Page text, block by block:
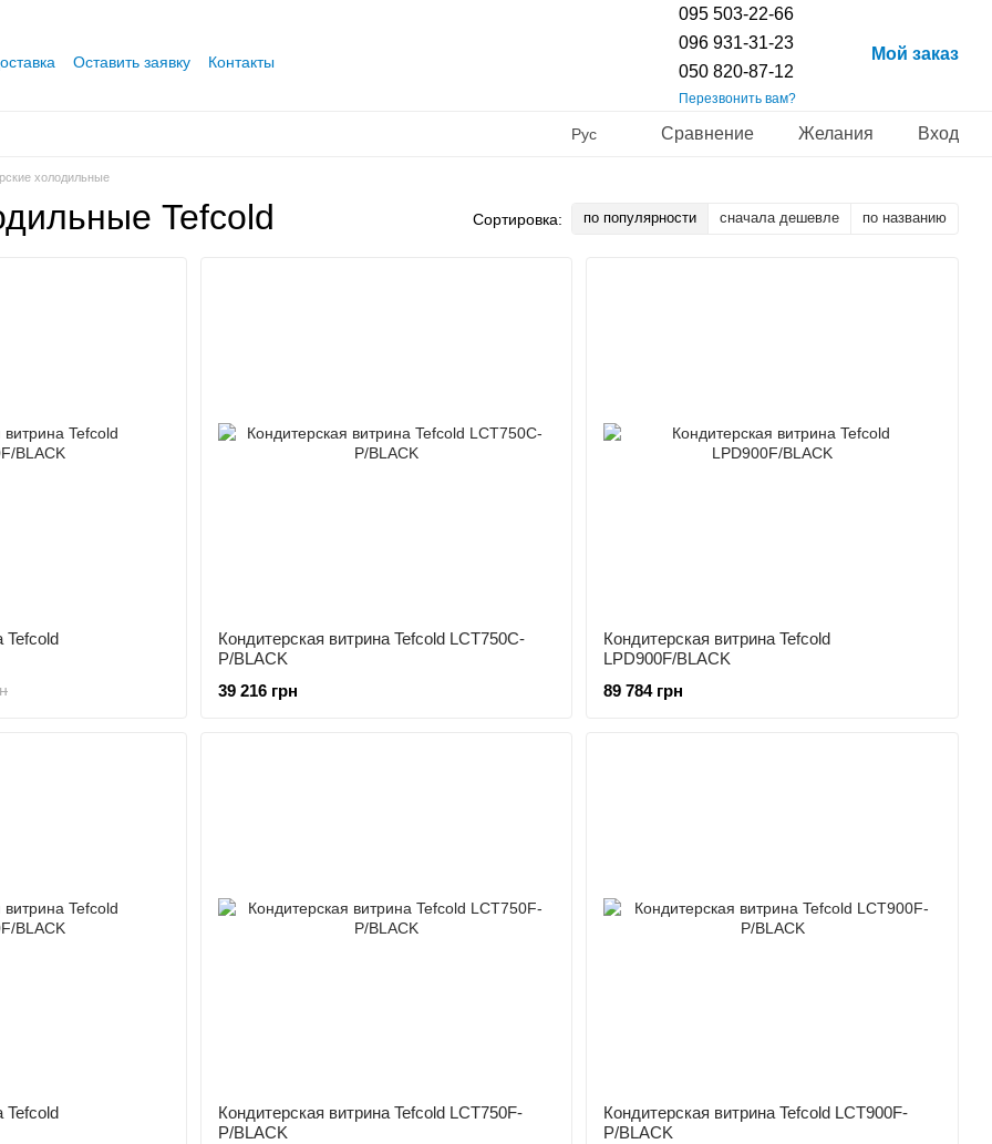
Оставить заявку Контакты
095 503-22-66
096 931-31-23
050 820-87-12
Перезвонить вам?
Мой заказ
Рус Сравнение Желания Вход
холодильные
Tefcold Сортировка: по популярности сначала дешевле по названию
Tefcold
Кондитерская витрина Tefcold LCT750C-
P/BLACK
39 216 грн
Кондитерская витрина Tefcold
LPD900F/BLACK
89 784 грн
Tefcold
Кондитерская витрина Tefcold LCT750F-
P/BLACK
Кондитерская витрина Tefcold LCT900F-
P/BLACK